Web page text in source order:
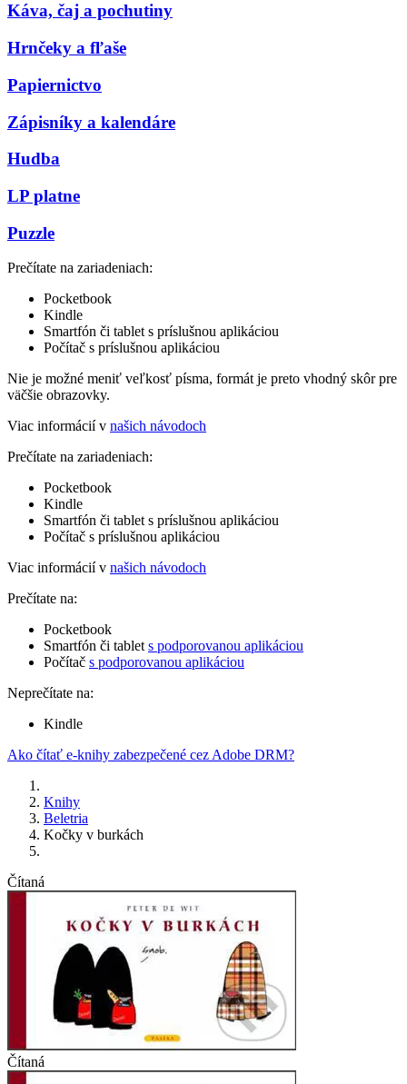
Káva, čaj a pochutiny
Hrnčeky a fľaše
Papiernictvo
Zápisníky a kalendáre
Hudba
LP platne
Puzzle
Prečítate na zariadeniach:
Pocketbook
Kindle
Smartfón či tablet s príslušnou aplikáciou
Počítač s príslušnou aplikáciou
Nie je možné meniť veľkosť písma, formát je preto vhodný skôr pre
väčšie obrazovky.
Viac informácií v našich návodoch
Prečítate na zariadeniach:
Pocketbook
Kindle
Smartfón či tablet s príslušnou aplikáciou
Počítač s príslušnou aplikáciou
Viac informácií v našich návodoch
Prečítate na:
Pocketbook
Smartfón či tablet s podporovanou aplikáciou
Počítač s podporovanou aplikáciou
Neprečítate na:
Kindle
Ako čítať e-knihy zabezpečené cez Adobe DRM?
Knihy
Beletria
Kočky v burkách
Čítaná
Čítaná